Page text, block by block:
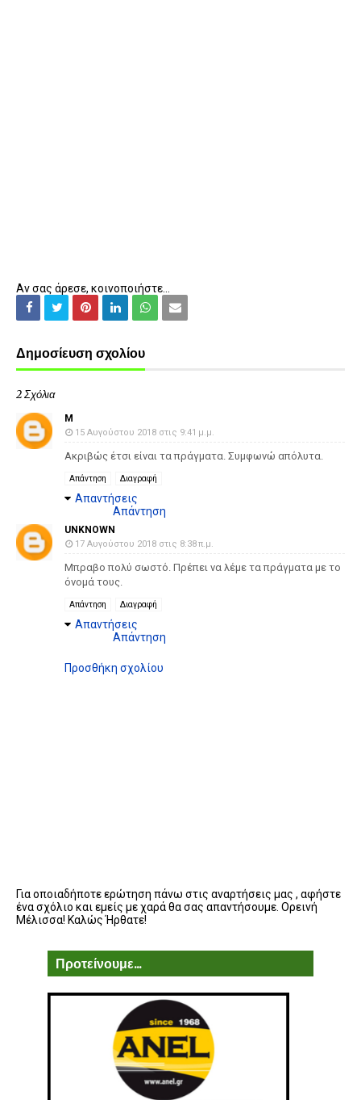
Αν σας άρεσε, κοινοποιήστε...
Δημοσίευση σχολίου
2 Σχόλια
Μ
15 Αυγούστου 2018 στις 9:41 μ.μ.
Ακριβώς έτσι είναι τα πράγματα. Συμφωνώ απόλυτα.
Απάντηση Διαγραφή
Απαντήσεις
Απάντηση
UNKNOWN
17 Αυγούστου 2018 στις 8:38 π.μ.
Μπραβο πολύ σωστό. Πρέπει να λέμε τα πράγματα με το
όνομά τους.
Απάντηση Διαγραφή
Απαντήσεις
Απάντηση
Προσθήκη σχολίου
Για οποιαδήποτε ερώτηση πάνω στις αναρτήσεις μας , αφήστε
ένα σχόλιο και εμείς με χαρά θα σας απαντήσουμε. Ορεινή
Μέλισσα! Καλώς Ήρθατε!
Προτείνουμε...